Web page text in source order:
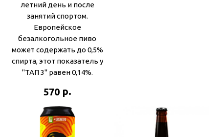
летний день и после
занятий спортом.
Европейское
безалкогольное пиво
может содержать до 0,5%
спирта, этот показатель у
"ТАП 3" равен 0,14%.
570 р.